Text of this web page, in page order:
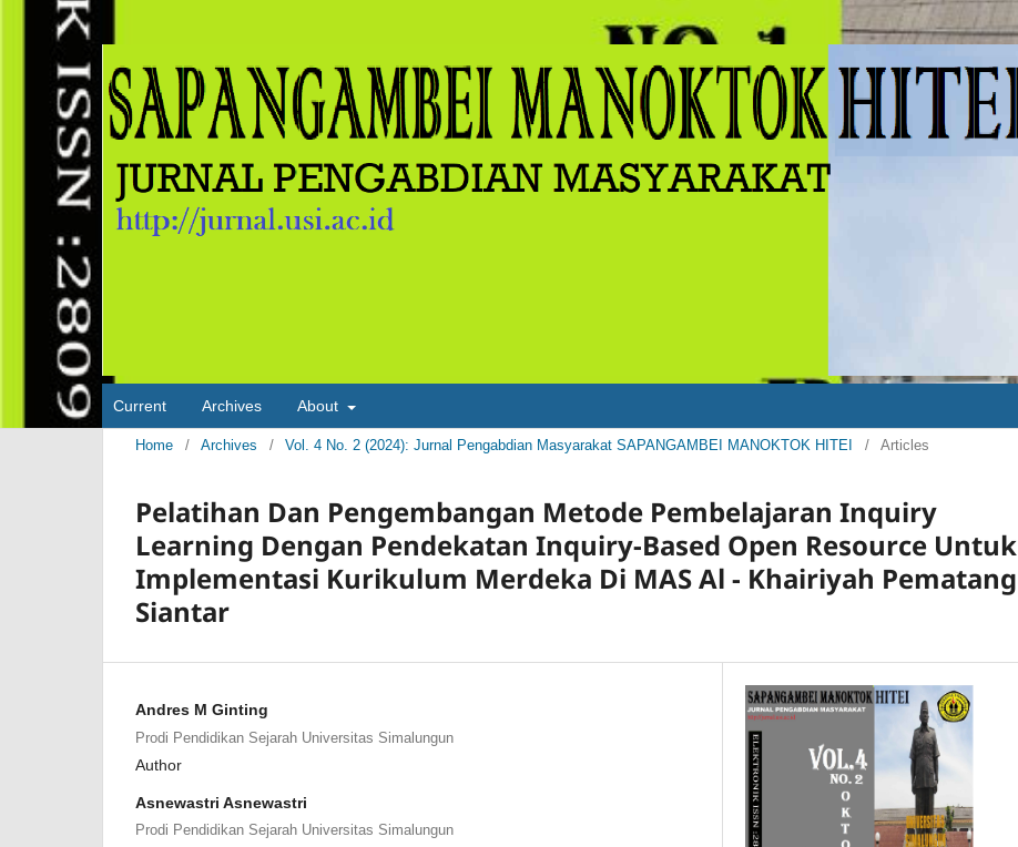
Current Archives About
Home / Archives / Vol. 4 No. 2 (2024): Jurnal Pengabdian Masyarakat SAPANGAMBEI MANOKTOK HITEI / Articles
Pelatihan Dan Pengembangan Metode Pembelajaran Inquiry
Learning Dengan Pendekatan Inquiry-Based Open Resource Untuk
Implementasi Kurikulum Merdeka Di MAS Al - Khairiyah Pematang
Siantar
Andres M Ginting
Prodi Pendidikan Sejarah Universitas Simalungun
Author
Asnewastri Asnewastri
Prodi Pendidikan Sejarah Universitas Simalungun